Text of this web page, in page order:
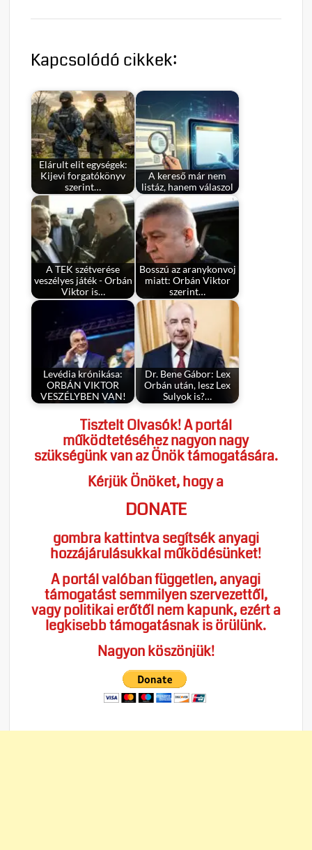
Kapcsolódó cikkek:
Elárult elit egységek:
Kijevi forgatókönyv
szerint…
A kereső már nem
listáz, hanem válaszol
A TEK szétverése
veszélyes játék - Orbán
Viktor is…
Bosszú az aranykonvoj
miatt: Orbán Viktor
szerint…
Levédia krónikása:
ORBÁN VIKTOR
VESZÉLYBEN VAN!
Dr. Bene Gábor: Lex
Orbán után, lesz Lex
Sulyok is?…
Tisztelt Olvasók! A portál
működtetéséhez nagyon nagy
szükségünk van az Önök támogatására.
Kérjük Önöket, hogy a
DONATE
gombra kattintva segítsék anyagi
hozzájárulásukkal működésünket!
A portál valóban független, anyagi
támogatást semmilyen szervezettől,
vagy politikai erőtől nem kapunk, ezért a
legkisebb támogatásnak is örülünk.
Nagyon köszönjük!